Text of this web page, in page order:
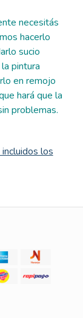
necesitás
hacerlo
sucio
pintura
en remojo
hará que la
problemas.
los